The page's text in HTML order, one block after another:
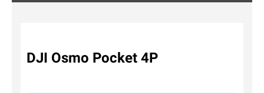
DJI Osmo Pocket 4P